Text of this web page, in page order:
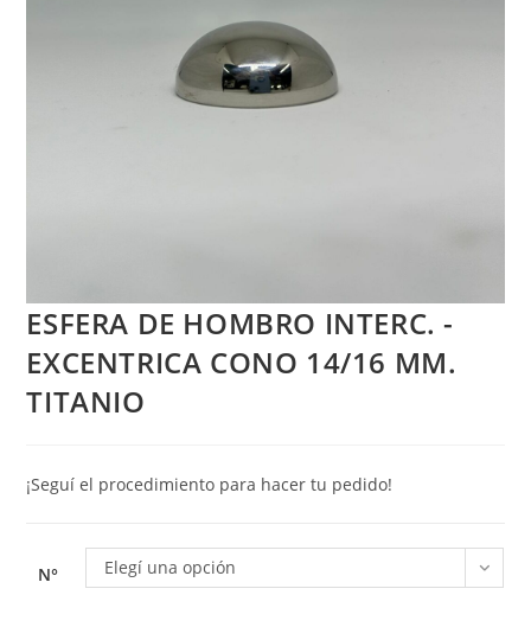
ESFERA DE HOMBRO INTERC. -
EXCENTRICA CONO 14/16 MM.
TITANIO
¡Seguí el procedimiento para hacer tu pedido!
N° Elegí una opción